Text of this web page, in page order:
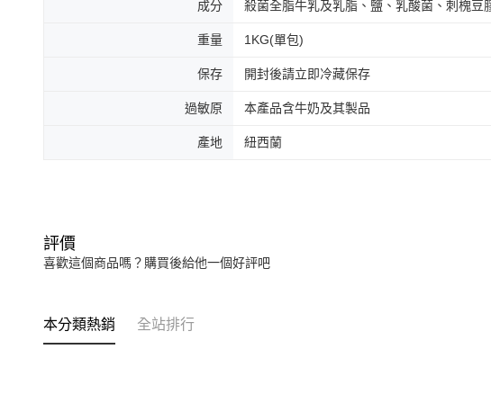
成分 殺菌全脂牛乳及乳脂、鹽、乳酸菌、刺槐豆
重量 1KG(單包)
保存 開封後請立即冷藏保存
過敏原 本產品含牛奶及其製品
產地 紐西蘭
評價
喜歡這個商品嗎？購買後給他一個好評吧
本分類熱銷 全站排行